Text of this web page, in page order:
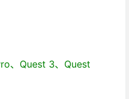
、Quest 3、Quest